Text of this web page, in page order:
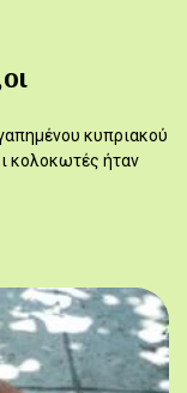
κυπριακού
κολοκωτές ήταν